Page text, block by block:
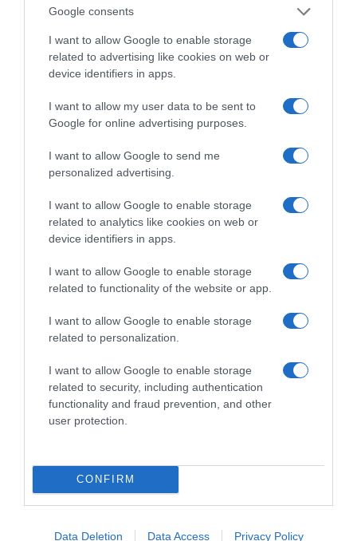
Google consents
I want to allow Google to enable storage
related to advertising like cookies on web or
device identifiers in apps.
I want to allow my user data to be sent to
Google for online advertising purposes.
I want to allow Google to send me
personalized advertising.
I want to allow Google to enable storage
related to analytics like cookies on web or
device identifiers in apps.
I want to allow Google to enable storage
related to functionality of the website or app.
I want to allow Google to enable storage
related to personalization.
I want to allow Google to enable storage
related to security, including authentication
functionality and fraud prevention, and other
user protection.
CONFIRM
Data Deletion Data Access Privacy Policy
ΠΑΥΛΟΣ ΜΑΡΙΝΑΚΗΣ: «ΔΕΝ ΗΘΕΛΑ ΝΑ ΑΦΗΣΩ ΣΤΟΝ
ΕΠΟΜΕΝΟ ΜΙΑ ΚΑΥΤΗ ΠΑΤΑΤΑ»
Ο κυβερνητικός εκπρόσωπος,
Παύλος Μαρινάκης, ανοίγει τα
χαρτιά του στις «Τυπολογίες»
τις μεγάλες τομές στον χώρο
των Μέσων Μαζικής
Ενημέρωσης. Σε μια εφ’ όλης της ύλης
συνέντευξη στον Βασίλη Κουφόπουλο, αναλύει
το χρονοδιάγραμμα για τις περιφερειακές και
εκατομμυρίων ευρώ για τον Τύπο, αλλά και την
πρωτοβουλία για την άρση της ανωνυμίας στο
διαδίκτυο.
Η ΣΤΗΛΗ ΜΑΣ